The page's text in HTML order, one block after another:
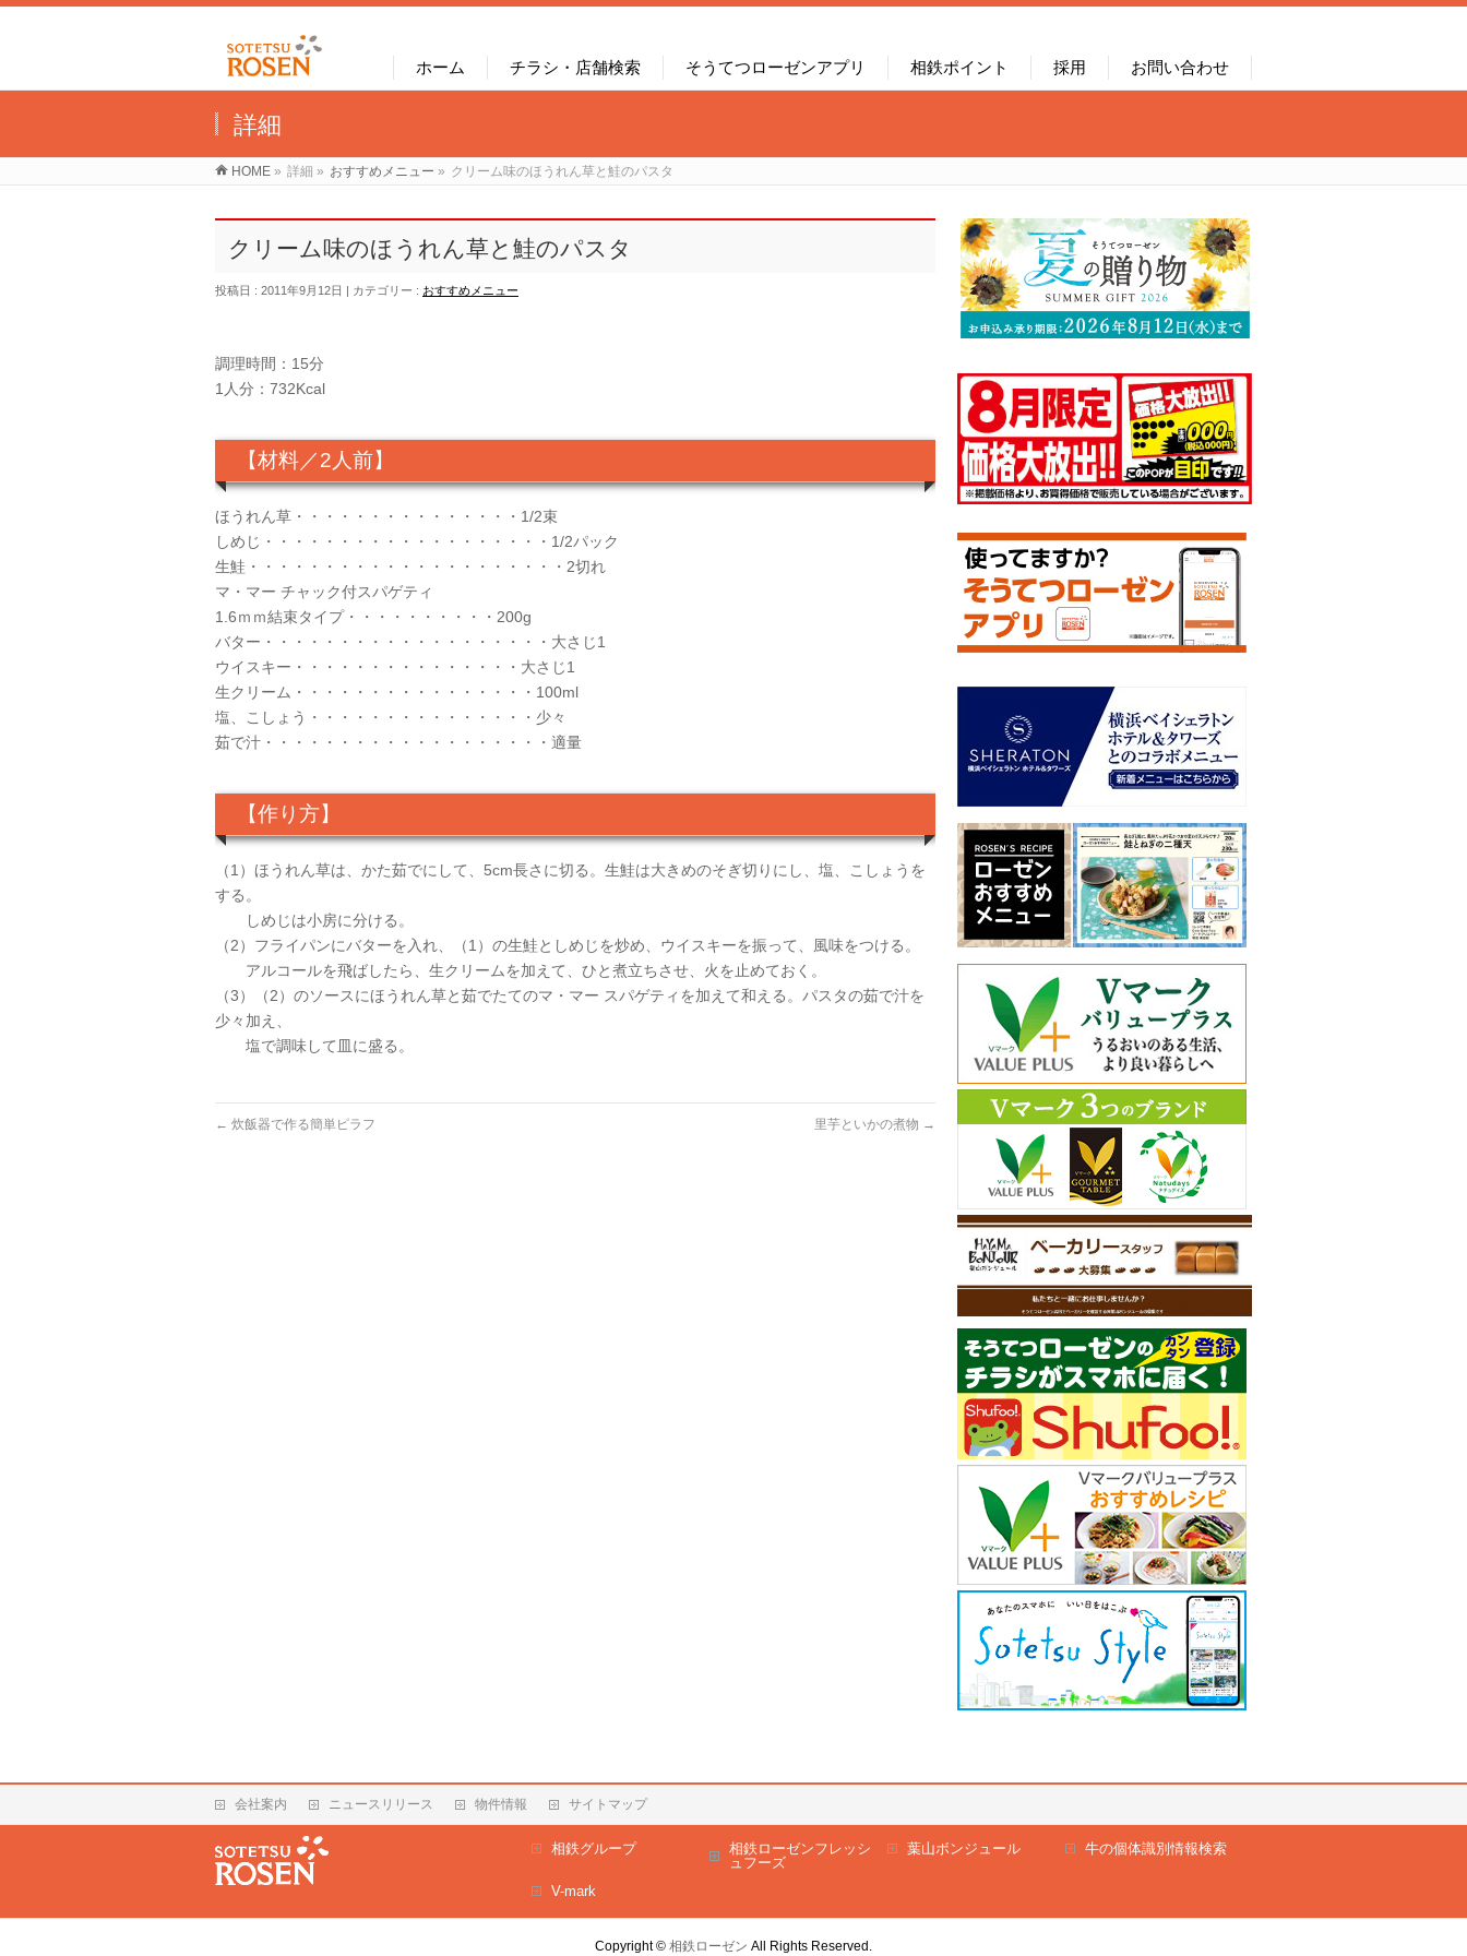
ホーム チラシ・店舗検索 そうてつローゼンアプリ 相鉄ポイント 採用 お問い合わせ
詳細
HOME » 詳細 » おすすめメニュー » クリーム味のほうれん草と鮭のパスタ
クリーム味のほうれん草と鮭のパスタ
投稿日 : 2011年9月12日 カテゴリー : おすすめメニュー
調理時間：15分
1人分：732Kcal
【材料／2人前】
ほうれん草・・・・・・・・・・・・・・・1/2束
しめじ・・・・・・・・・・・・・・・・・・・1/2パック
生鮭・・・・・・・・・・・・・・・・・・・・・2切れ
マ・マー チャック付スパゲティ
1.6ｍｍ結束タイプ・・・・・・・・・・200g
バター・・・・・・・・・・・・・・・・・・・大さじ1
ウイスキー・・・・・・・・・・・・・・・大さじ1
生クリーム・・・・・・・・・・・・・・・・100ml
塩、こしょう・・・・・・・・・・・・・・・少々
茹で汁・・・・・・・・・・・・・・・・・・・適量
【作り方】
（1）ほうれん草は、かた茹でにして、5cm長さに切る。生鮭は大きめのそぎ切りにし、塩、こしょうを
する。
しめじは小房に分ける。
（2）フライパンにバターを入れ、（1）の生鮭としめじを炒め、ウイスキーを振って、風味をつける。
アルコールを飛ばしたら、生クリームを加えて、ひと煮立ちさせ、火を止めておく。
（3）（2）のソースにほうれん草と茹でたてのマ・マー スパゲティを加えて和える。パスタの茹で汁を
少々加え、
塩で調味して皿に盛る。
← 炊飯器で作る簡単ピラフ 里芋といかの煮物 →
会社案内 ニュースリリース 物件情報 サイトマップ
相鉄グループ
相鉄ローゼンフレッシ
ュフーズ
葉山ボンジュール 牛の個体識別情報検索
V-mark
Copyright © 相鉄ローゼン All Rights Reserved.